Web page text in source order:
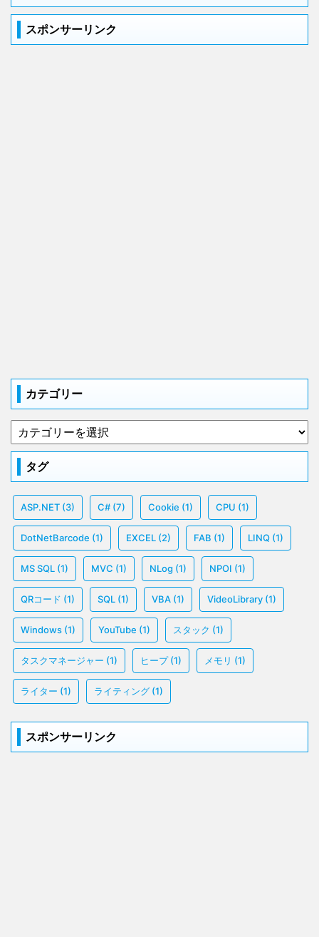
スポンサーリンク
カテゴリー
タグ
ASP.NET (3) C# (7) Cookie (1) CPU (1)
DotNetBarcode (1) EXCEL (2) FAB (1) LINQ (1)
MS SQL (1) MVC (1) NLog (1) NPOI (1)
QRコード (1) SQL (1) VBA (1) VideoLibrary (1)
Windows (1) YouTube (1) スタック (1)
タスクマネージャー (1) ヒープ(1) メモリ (1)
ライター (1) ライティング (1)
スポンサーリンク